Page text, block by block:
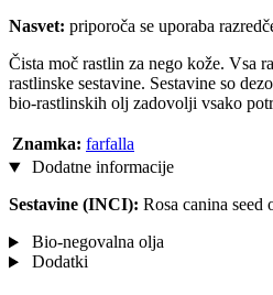
Nasvet: priporoča se uporaba
Čista moč rastlin za nego kože. Vsa
rastlinske sestavine. Sestavine so
bio-rastlinskih olj zadovolji vsako
Znamka: farfalla
Dodatne informacije
Sestavine (INCI): Rosa canina seed
Bio-negovalna olja
Dodatki